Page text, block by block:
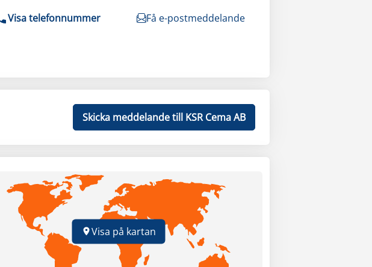
Visa telefonnummer
Få e-postmeddelande
Skicka meddelande till KSR Cema AB
Visa på kartan